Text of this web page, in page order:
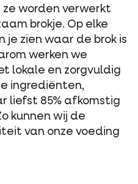
ze worden verwerkt
brokje. Op elke
je zien waar de brok is
werken we
lokale en zorgvuldig
ingrediënten,
liefst 85% afkomstig
kunnen wij de
van onze voeding